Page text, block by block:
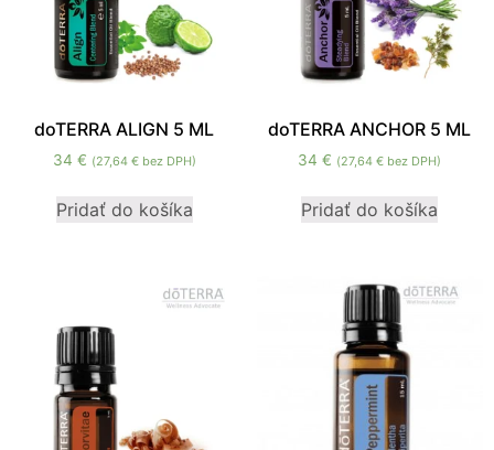
doTERRA ALIGN 5 ML
34 € (27,64 €bez DPH)
Pridať do košíka
doTERRA ANCHOR 5 ML
34€ (27,64€ bez DPH)
Pridať do košíka